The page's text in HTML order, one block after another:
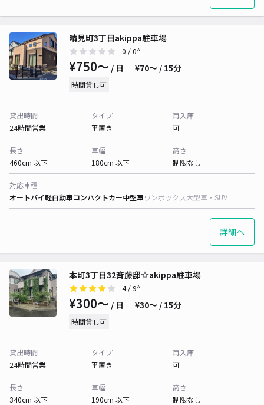
晴見町3丁目akippa駐車場
0 / 0件
¥750〜 / 日 ¥70〜 / 15分
時間貸し可
貸出時間
24時間営業
タイプ
平置き
再入庫
可
長さ
460cm 以下
車幅
180cm 以下
高さ
制限なし
対応車種
オートバイ軽自動車コンパクトカー中型車ワンボックス大型車・SUV
詳細へ
本町3丁目32斉藤邸☆akippa駐車場
4/ 9件
¥300〜 / 日 ¥30〜 / 15分
時間貸し可
貸出時間
24時間営業
タイプ
平置き
再入庫
可
長さ
340cm 以下
車幅
190cm 以下
高さ
制限なし